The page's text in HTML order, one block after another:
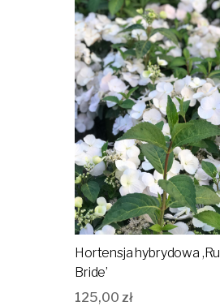
Hortensja hybrydowa
Bride’
125,00 zł